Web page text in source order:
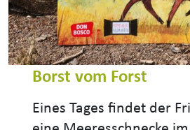
Borst vom Forst
Eines Tages findet der